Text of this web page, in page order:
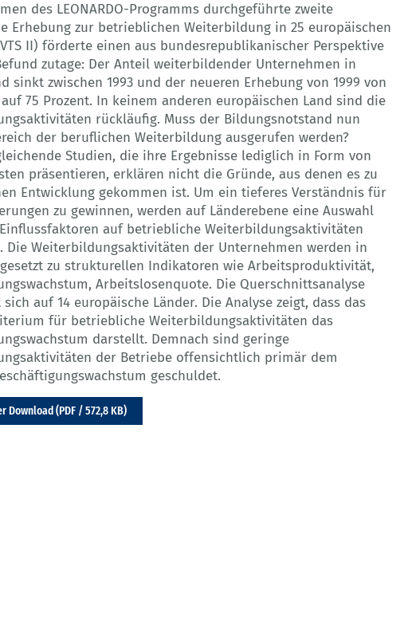
des LEONARDO-Programms durchgeführte zweite
Erhebung zur betrieblichen Weiterbildung in 25 europäischen
II) förderte einen aus bundesrepublikanischer Perspektive
zutage: Der Anteil weiterbildender Unternehmen in
sinkt zwischen 1993 und der neueren Erhebung von 1999 von
75 Prozent. In keinem anderen europäischen Land sind die
rückläufig. Muss der Bildungsnotstand nun
der beruflichen Weiterbildung ausgerufen werden?
Studien, die ihre Ergebnisse lediglich in Form von
präsentieren, erklären nicht die Gründe, aus denen es zu
Entwicklung gekommen ist. Um ein tieferes Verständnis für
zu gewinnen, werden auf Länderebene eine Auswahl
auf betriebliche Weiterbildungsaktivitäten
Die Weiterbildungsaktivitäten der Unternehmen werden in
zu strukturellen Indikatoren wie Arbeitsproduktivität,
Arbeitslosenquote. Die Querschnittsanalyse
auf 14 europäische Länder. Die Analyse zeigt, dass das
für betriebliche Weiterbildungsaktivitäten das
darstellt. Demnach sind geringe
der Betriebe offensichtlich primär dem
geschuldet.
Download (PDF / 572,8 KB)